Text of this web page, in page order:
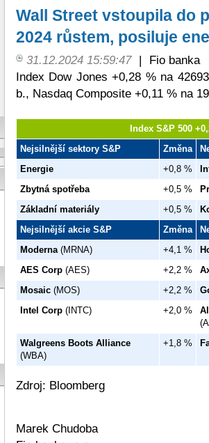
Wall Street vstoupila do
2024 růstem, posiluje
31.12.2024 15:59:47 |
Fio banka
Index Dow Jones +0,28 % na
b., Nasdaq Composite +0,11 % na
Index S&P 500
Nejsilnější sektory S&P
Změna
Energie
+0,8 %
Zbytná spotřeba
+0,5 %
Základní materiály
+0,5 %
Nejsilnější akcie S&P
Změna
Moderna(MRNA) +4,1 %
AES Corp (AES) +2,2 %
Mosaic (MOS) +2,2 %
Intel Corp (INTC) +2,0 %
Walgreens Boots Alliance
(WBA)
+1,8 %
Zdroj: Bloomberg
Marek Chudoba